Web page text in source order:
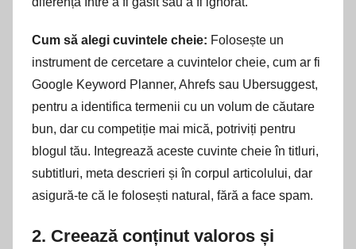
Cum să alegi cuvintele cheie: Folosește un
instrument de cercetare a cuvintelor cheie, cum ar fi
Google Keyword Planner, Ahrefs sau Ubersuggest,
pentru a identifica termenii cu un volum de căutare
bun, dar cu competiție mai mică, potriviți pentru
blogul tău. Integrează aceste cuvinte cheie în titluri,
subtitluri, meta descrieri și în corpul articolului, dar
asigură-te că le folosești natural, fără a face spam.
2. Creează conținut valoros și